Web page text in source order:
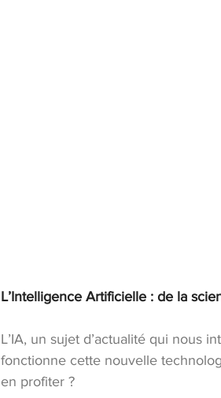
L’Intelligence Artificielle : de la
L’IA, un sujet d’actualité qui nous
fonctionne cette nouvelle
en profiter ?